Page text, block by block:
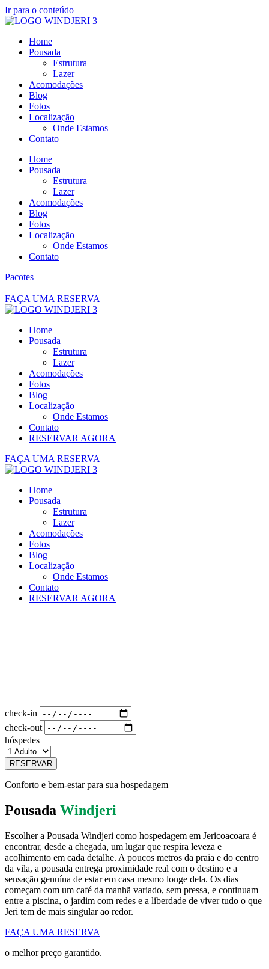
Ir para o conteúdo
Home
Pousada
Estrutura
Lazer
Acomodações
Blog
Fotos
Localização
Onde Estamos
Contato
Home
Pousada
Estrutura
Lazer
Acomodações
Blog
Fotos
Localização
Onde Estamos
Contato
Pacotes
FAÇA UMA RESERVA
Home
Pousada
Estrutura
Lazer
Acomodações
Fotos
Blog
Localização
Onde Estamos
Contato
RESERVAR AGORA
FAÇA UMA RESERVA
Home
Pousada
Estrutura
Lazer
Acomodações
Fotos
Blog
Localização
Onde Estamos
Contato
RESERVAR AGORA
check-in
check-out
hóspedes
RESERVAR
Conforto e bem-estar para sua hospedagem
Pousada Windjeri
Escolher a Pousada Windjeri como hospedagem em Jericoacoara é
encontrar, desde a chegada, um lugar que respira leveza e
acolhimento em cada detalhe. A poucos metros da praia e do centro
da vila, a pousada entrega proximidade real com o destino e a
sensação genuína de estar em casa mesmo longe dela. Os dias
começam com um café da manhã variado, sem pressa, e continuam
entre a piscina, o jardim com redes e a liberdade de viver tudo o que
Jeri tem de mais singular ao redor.
FAÇA UMA RESERVA
o melhor preço garantido.